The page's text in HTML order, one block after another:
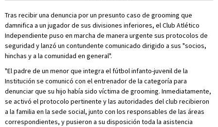
Tras recibir una denuncia por un presunto caso de grooming que
damnifica a un jugador de sus divisiones inferiores, el Club Atlético
Independiente puso en marcha de manera urgente sus protocolos de
seguridad y lanzó un contundente comunicado dirigido a sus "socios,
hinchas y a la comunidad en general".
"El padre de un menor que integra el fútbol infanto-juvenil de la
Institución se comunicó con el entrenador de la categoría para
denunciar que su hijo había sido víctima de grooming. Inmediatamente,
se activó el protocolo pertinente y las autoridades del club recibieron
a la familia en la sede social, junto con los responsables de las áreas
correspondientes, y pusieron a su disposición toda la asistencia